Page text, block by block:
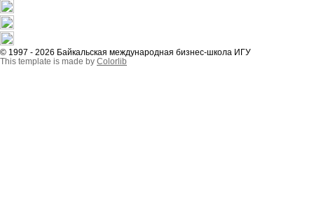
© 1997 - 2026 Байкальская международная бизнес-школа ИГУ
This template is made by Colorlib